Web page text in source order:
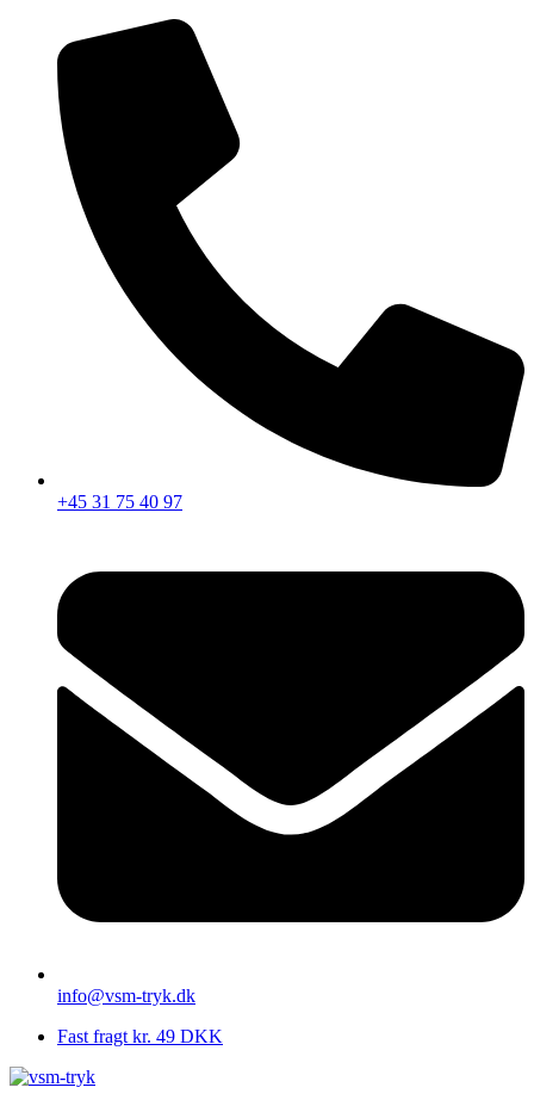
indhold
+45 31 75 40 97
info@vsm-tryk.dk
Fast fragt kr. 49 DKK